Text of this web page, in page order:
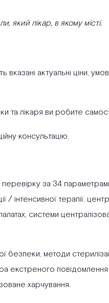
який лікар, в якому місті.
вказані актуальні ціни,
та лікаря ви робите
консультацію.
перевірку за 34
інтенсивної терапії,
системи
методи
екстреного
харчування.